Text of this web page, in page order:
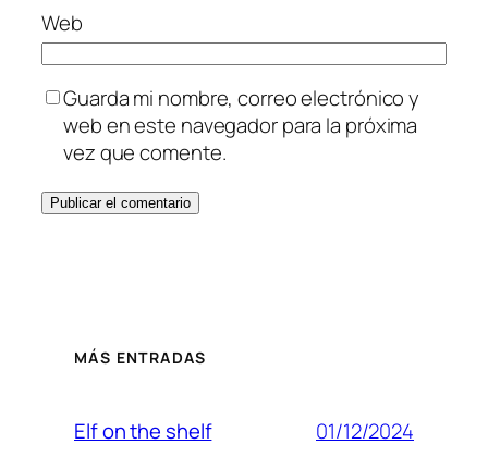
Web
Guarda mi nombre, correo electrónico y
web en este navegador para la próxima
vez que comente.
MÁS ENTRADAS
Elf on the shelf 01/12/2024